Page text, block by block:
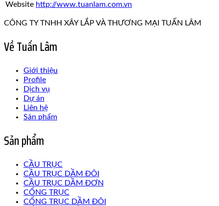
Website http://www.tuanlam.com.vn
CÔNG TY TNHH XÂY LẮP VÀ THƯƠNG MẠI TUẤN LÂM
Về Tuấn Lâm
Giới thiệu
Profile
Dịch vụ
Dự án
Liên hệ
Sản phẩm
Sản phẩm
CẦU TRỤC
CẦU TRỤC DẦM ĐÔI
CẦU TRỤC DẦM ĐƠN
CỔNG TRỤC
CỔNG TRỤC DẦM ĐÔI